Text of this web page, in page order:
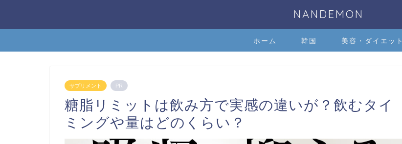
NANDEMON
ホーム 韓国 美容・ダイエット
サプリメント PR
糖脂リミットは飲み方で実感の違いが？飲むタイ
ミングや量はどのくらい？